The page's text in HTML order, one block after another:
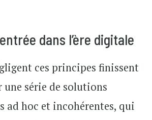
dans l’ère digitale
ces principes finissent
une série de solutions
ad hoc et incohérentes, qui